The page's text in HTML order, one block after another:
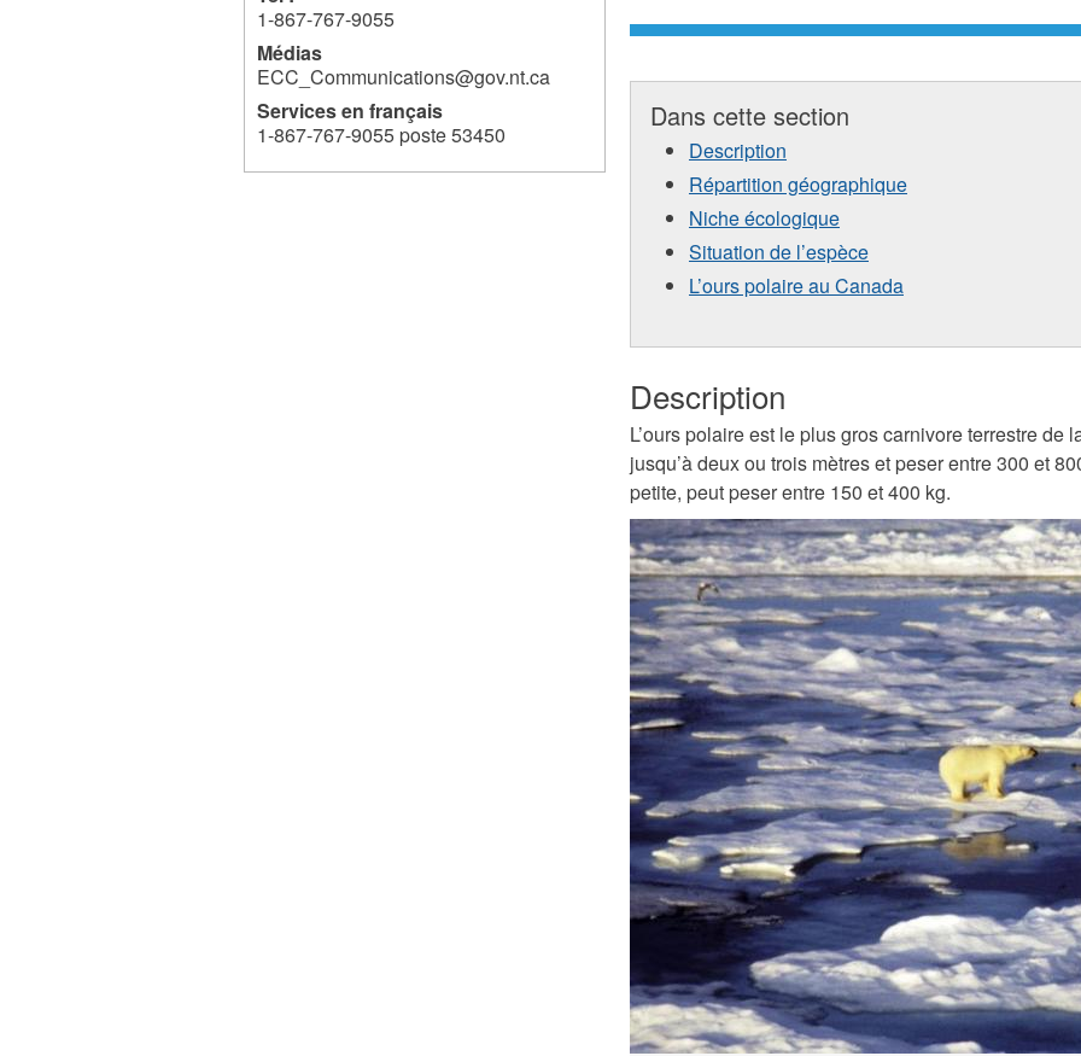
Dans cette section
Description
Répartition géographique
Niche écologique
Situation de l’espèce
L’ours polaire au Canada
Description
L’ours polaire est le plus gros carnivore terrestre de
jusqu’à deux ou trois mètres et peser entre 300 et
petite, peut peser entre 150 et 400 kg.
1-867-767-9055
Médias
ECC_Communications@gov.nt.ca
Services en français
1-867-767-9055 poste 53450
342